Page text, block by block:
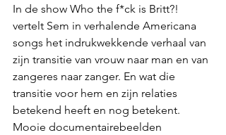
In de show Who the f*ck is Britt?!
vertelt Sem in verhalende Americana
songs het indrukwekkende verhaal van
zijn transitie van vrouw naar man en van
zangeres naar zanger. En wat die
transitie voor hem en zijn relaties
betekend heeft en nog betekent.
Mooie documentairebeelden